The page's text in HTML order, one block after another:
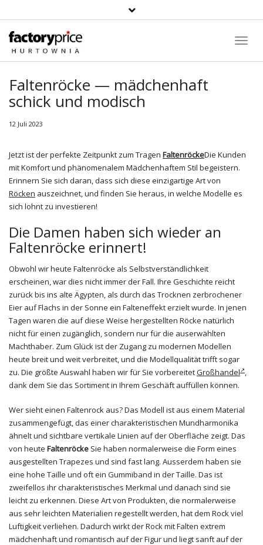
Suche
Faltenröcke — mädchenhaft
schick und modisch
12 Juli 2023
Jetzt ist der perfekte Zeitpunkt zum Tragen FaltenröckeDie Kunden
mit Komfort und phänomenalem Mädchenhaftem Stil begeistern.
Erinnern Sie sich daran, dass sich diese einzigartige Art von
Röcken auszeichnet, und finden Sie heraus, in welche Modelle es
sich lohnt zu investieren!
Die Damen haben sich wieder an
Faltenröcke erinnert!
Obwohl wir heute Faltenröcke als Selbstverständlichkeit
erscheinen, war dies nicht immer der Fall. Ihre Geschichte reicht
zurück bis ins alte Ägypten, als durch das Trocknen zerbrochener
Eier auf Flachs in der Sonne ein Falteneffekt erzielt wurde. In jenen
Tagen waren die auf diese Weise hergestellten Röcke natürlich
nicht für einen zugänglich, sondern nur für die auserwählten
Machthaber. Zum Glück ist der Zugang zu modernen Modellen
heute breit und weit verbreitet, und die Modellqualität trifft sogar
zu. Die größte Auswahl haben wir für Sie vorbereitetGroßhandel ,
dank dem Sie das Sortiment in Ihrem Geschäft auffüllen können.
Wer sieht einen Faltenrock aus? Das Modell ist aus einem Material
zusammengefügt, das einer charakteristischen Mundharmonika
ähnelt und sichtbare vertikale Linien auf der Oberfläche zeigt. Das
von heute Faltenröcke Sie haben normalerweise die Form eines
ausgestellten Trapezes und sind fast lang. Ausserdem haben sie
eine hohe Taille und oft ein Gummiband in der Taille. Das ist
zweifellos ihr charakteristisches Merkmal und danach sind sie
leicht zu erkennen. Diese Art von Produkten, die normalerweise
aus sehr leichten Materialien regestellt werden, hat dem Rock viel
Luftigkeit verliehen. Dadurch wirkt der Rock mit Falten extrem
mädchenhaft und romantisch auf der Figur und liegt sanft auf der